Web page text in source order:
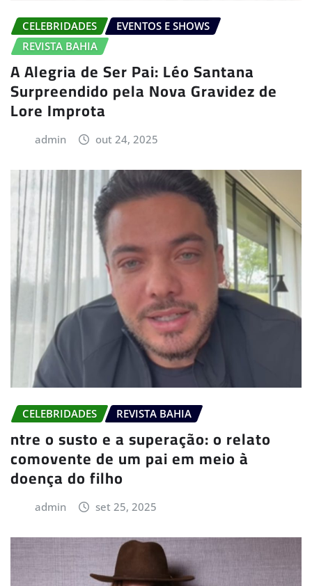
CELEBRIDADES
EVENTOS E SHOWS
REVISTA BAHIA
A Alegria de Ser Pai: Léo Santana
Surpreendido pela Nova Gravidez de
Lore Improta
admin out 24, 2025
CELEBRIDADES REVISTA BAHIA
ntre o susto e a superação: o relato
comovente de um pai em meio à
doença do filho
admin set 25, 2025